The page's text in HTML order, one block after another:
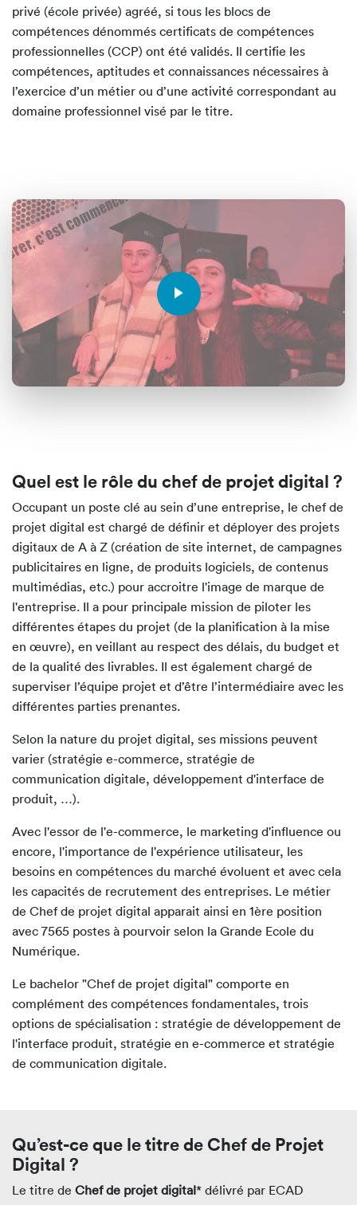
privé (école privée) agréé, si tous les blocs de
compétences dénommés certificats de compétences
professionnelles (CCP) ont été validés. Il certifie les
compétences, aptitudes et connaissances nécessaires à
l’exercice d’un métier ou d’une activité correspondant au
domaine professionnel visé par le titre.
Quel est le rôle du chef de projet digital ?
Occupant un poste clé au sein d’une entreprise, le chef de
projet digital est chargé de définir et déployer des projets
digitaux de A à Z (création de site internet, de campagnes
publicitaires en ligne, de produits logiciels, de contenus
multimédias, etc.) pour accroitre l'image de marque de
l'entreprise. Il a pour principale mission de piloter les
différentes étapes du projet (de la planification à la mise
en œuvre), en veillant au respect des délais, du budget et
de la qualité des livrables. Il est également chargé de
superviser l’équipe projet et d’être l’intermédiaire avec les
différentes parties prenantes.
Selon la nature du projet digital, ses missions peuvent
varier (stratégie e-commerce, stratégie de
communication digitale, développement d'interface de
produit, …).
Avec l'essor de l'e-commerce, le marketing d'influence ou
encore, l'importance de l'expérience utilisateur, les
besoins en compétences du marché évoluent et avec cela
les capacités de recrutement des entreprises. Le métier
de Chef de projet digital apparait ainsi en 1ère position
avec 7565 postes à pourvoir selon la Grande Ecole du
Numérique.
Le bachelor "Chef de projet digital" comporte en
complément des compétences fondamentales, trois
options de spécialisation : stratégie de développement de
l'interface produit, stratégie en e-commerce et stratégie
de communication digitale.
Qu’est-ce que le titre de Chef de Projet
Digital ?
Le titre de Chef de projet digital* délivré par ECAD